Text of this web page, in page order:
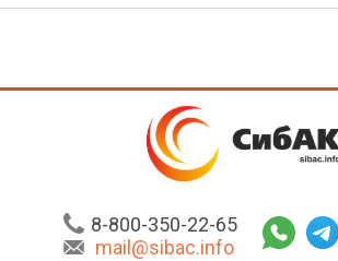
8-800-350-22-65
mail@sibac.info